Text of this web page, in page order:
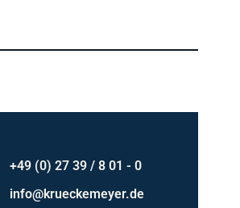
+49 (0) 27 39 / 8 01 - 0
info@krueckemeyer.de